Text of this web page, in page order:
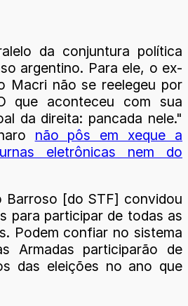
da conjuntura política
argentino. Para ele, o ex-
Macri não se reelegeu por
que aconteceu com sua
da direita: pancada nele."
não pôs em xeque a
eletrônicas nem do
Barroso [do STF] convidou
para participar de todas as
Podem confiar no sistema
Armadas participarão de
das eleições no ano que